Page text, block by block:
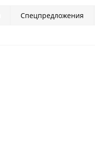
Спецпредложения